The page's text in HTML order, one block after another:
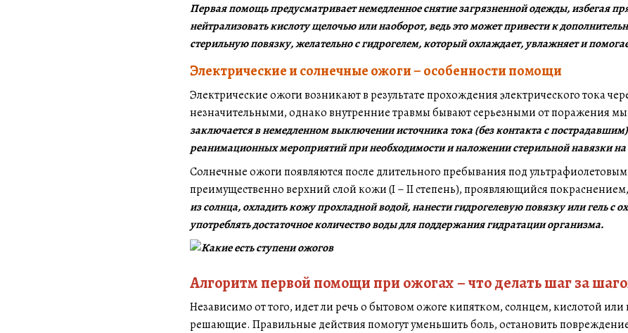
Первая помощь предусматривает немедленное снятие загрязненной одежды, избегая
нейтрализовать кислоту щелочью или наоборот, ведь это может привести к
стерильную повязку, желательно с гидрогелем, который охлаждает, увлажняет и
Электрические и солнечные ожоги – особенности помощи
Электрические ожоги возникают в результате прохождения электрического тока
незначительными, однако внутренние травмы бывают серьезными от поражения
заключается в немедленном выключении источника тока (без контакта с
реанимационных мероприятий при необходимости и наложении стерильной навязки
Солнечные ожоги появляются после длительного пребывания под
преимущественно верхний слой кожи (I – II степень), проявляющийся
из солнца, охладить кожу прохладной водой, нанести гидрогелевую повязку или
употреблять достаточное количество воды для поддержания гидратации организма.
Алгоритм первой помощи при ожогах – что делать шаг за
Независимо от того, идет ли речь о бытовом ожоге кипятком, солнцем, кислотой
решающие. Правильные действия помогут уменьшить боль, остановить